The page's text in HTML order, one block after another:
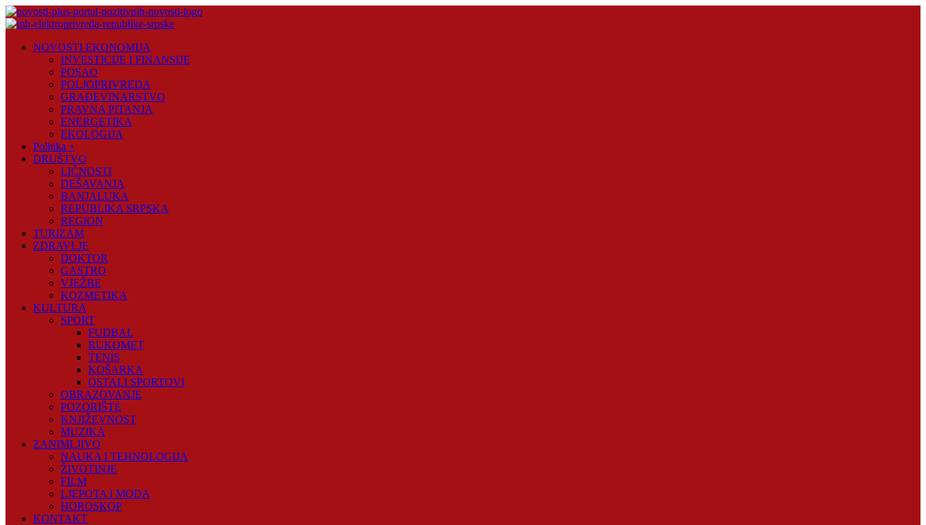
Skip
to
Plus
NOVOSTI EKONOMIJA
INVESTICIJE I FINANSIJE
POSAO
POLJOPRIVREDA
GRAĐEVINARSTVO
PRAVNA PITANJA
ENERGETIKA
EKOLOGIJA
Politika +
DRUŠTVO
LIČNOSTI
DEŠAVANJA
BANJALUKA
REPUBLIKA SRPSKA
REGION
TURIZAM
ZDRAVLJE
DOKTOR
GASTRO
VJEŽBE
KOZMETIKA
KULTURA
SPORT
FUDBAL
RUKOMET
TENIS
KOŠARKA
OSTALI SPORTOVI
OBRAZOVANJE
POZORIŠTE
KNJIŽEVNOST
MUZIKA
ZANIMLJIVO
NAUKA I TEHNOLOGIJA
ŽIVOTINJE
FILM
LJEPOTA I MODA
HOROSKOP
KONTAKT